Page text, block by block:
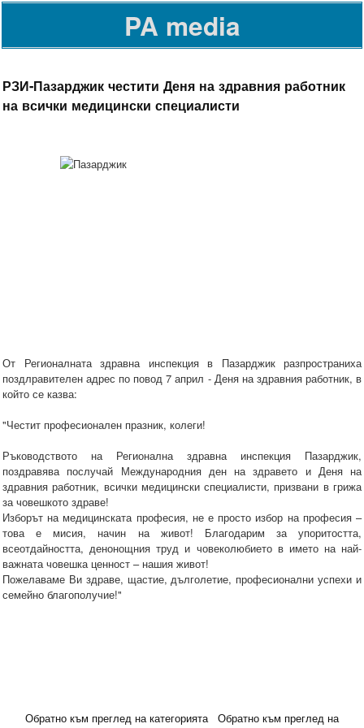
PA media
РЗИ-Пазарджик честити Деня на здравния работник
на всички медицински специалисти
От Регионалната здравна инспекция в Пазарджик разпространиха
поздлравителен адрес по повод 7 април - Деня на здравния работник, в
който се казва:
"Честит професионален празник, колеги!
Ръководството на Регионална здравна инспекция Пазарджик,
поздравява послучай Международния ден на здравето и Деня на
здравния работник, всички медицински специалисти, призвани в грижа
за човешкото здраве!
Изборът на медицинската професия, не е просто избор на професия –
това е мисия, начин на живот! Благодарим за упоритостта,
всеотдайността, денонощния труд и човеколюбието в името на най-
важната човешка ценност – нашия живот!
Пожелаваме Ви здраве, щастие, дълголетие, професионални успехи и
семейно благополучие!"
Обратно към преглед на категорията
Обратно към преглед на